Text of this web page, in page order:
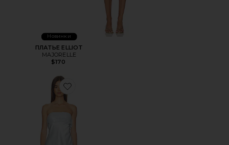
Новинки
ПЛАТЬЕ ELLIOT
MAJORELLE
$170
Favorite ПЛАТЬЕ MALINA